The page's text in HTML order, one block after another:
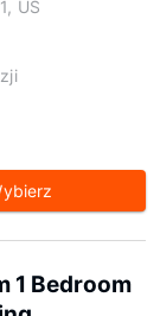
US
1 Bedroom